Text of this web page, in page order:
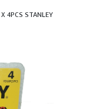
4PCS STANLEY